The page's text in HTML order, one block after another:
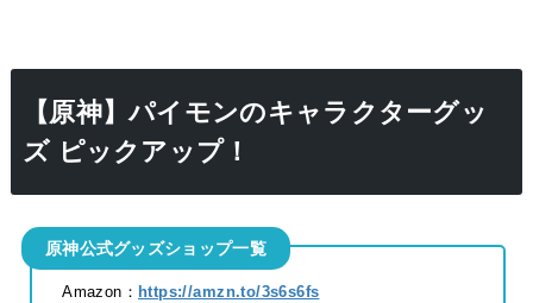
【原神】パイモンのキャラクターグッ
ズ ピックアップ！
原神公式グッズショップ一覧
Amazon： https://amzn.to/3s6s6fs